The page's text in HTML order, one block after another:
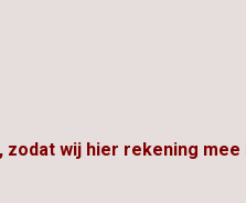
wij hier rekening mee